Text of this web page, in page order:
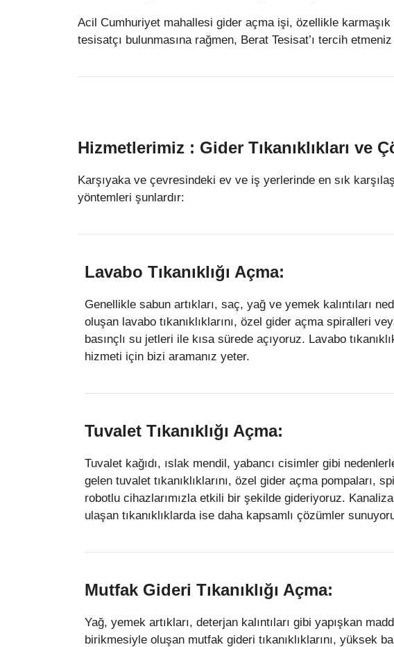
Acil Cumhuriyet mahallesi gider açma işi, özellikle
tesisatçı bulunmasına rağmen, Berat Tesisat’ı tercih
Hizmetlerimiz : Gider Tıkanıklıkları ve
Karşıyaka ve çevresindeki ev ve iş yerlerinde en sık
yöntemleri şunlardır:
Lavabo Tıkanıklığı Açma:
Genellikle sabun artıkları, saç, yağ ve yemek kalıntıları
oluşan lavabo tıkanıklıklarını, özel gider açma spiralleri
basınçlı su jetleri ile kısa sürede açıyoruz. Lavabo
hizmeti için bizi aramanız yeter.
Tuvalet Tıkanıklığı Açma:
Tuvalet kağıdı, ıslak mendil, yabancı cisimler gibi
gelen tuvalet tıkanıklıklarını, özel gider açma pompaları,
robotlu cihazlarımızla etkili bir şekilde gideriyoruz.
ulaşan tıkanıklıklarda ise daha kapsamlı çözümler
Mutfak Gideri Tıkanıklığı Açma:
Yağ, yemek artıkları, deterjan kalıntıları gibi yapışkan
birikmesiyle oluşan mutfak gideri tıkanıklıklarını, yüksek